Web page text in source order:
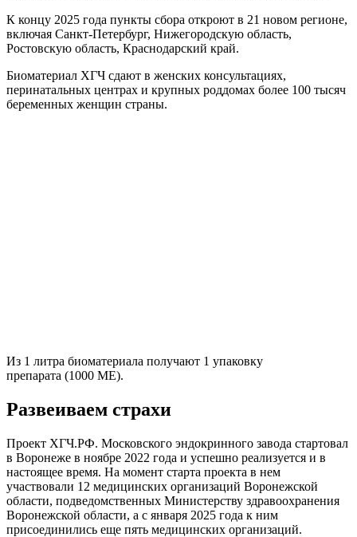
К концу 2025 года пункты сбора откроют в 21 новом регионе,
включая Санкт-Петербург, Нижегородскую область,
Ростовскую область, Краснодарский край.
Биоматериал ХГЧ сдают в женских консультациях,
перинатальных центрах и крупных роддомах более 100 тысяч
беременных женщин страны.
Из 1 литра биоматериала получают 1 упаковку
препарата (1000 МЕ).
Развеиваем страхи
Проект ХГЧ.РФ. Московского эндокринного завода стартовал
в Воронеже в ноябре 2022 года и успешно реализуется и в
настоящее время. На момент старта проекта в нем
участвовали 12 медицинских организаций Воронежской
области, подведомственных Министерству здравоохранения
Воронежской области, а с января 2025 года к ним
присоединились еще пять медицинских организаций.